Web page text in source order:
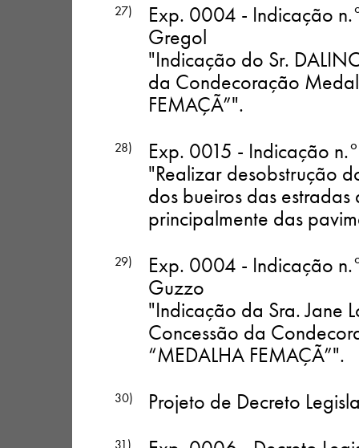
27)
Exp. 0004 - Indicação
Gregol
"Indicação do Sr.
da Condecoração
FEMAÇÃ”".
28)
Exp. 0015 - Indicação
"Realizar desobstrução
dos bueiros das
principalmente das
29)
Exp. 0004 - Indicação
Guzzo
"Indicação da Sra. Jane
Concessão da
“MEDALHA FEMAÇÃ”".
30) Projeto de Decreto
31)